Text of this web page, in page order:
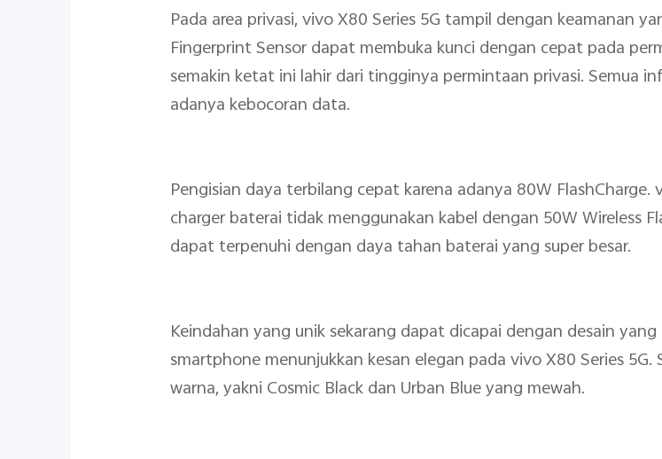
Pada area privasi, vivo X80 Series 5G tampil dengan keamanan
Fingerprint Sensor dapat membuka kunci dengan cepat pada
semakin ketat ini lahir dari tingginya permintaan privasi. Semua
adanya kebocoran data.
Pengisian daya terbilang cepat karena adanya 80W
charger baterai tidak menggunakan kabel dengan 50W Wireless
dapat terpenuhi dengan daya tahan baterai yang super besar.
Keindahan yang unik sekarang dapat dicapai dengan desain
smartphone menunjukkan kesan elegan pada vivo X80 Series
warna, yakni Cosmic Black dan Urban Blue yang mewah.